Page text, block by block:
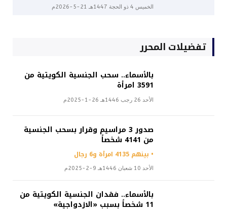
الخميس 4 ذو الحجة 1447هـ 21-5-2026م
تفضيلات المحرر
بالأسماء.. سحب الجنسية الكويتية من
3591 امرأة
الأحد 26 رجب 1446هـ 26-1-2025م
صدور 3 مراسيم وقرار بسحب الجنسية
من 4141 شخصاً
• بينهم 4135 امرأة و6 رجال
الأحد 10 شعبان 1446هـ 9-2-2025م
بالأسماء.. فقدان الجنسية الكويتية من
11 شخصاً بسبب «الازدواجية»